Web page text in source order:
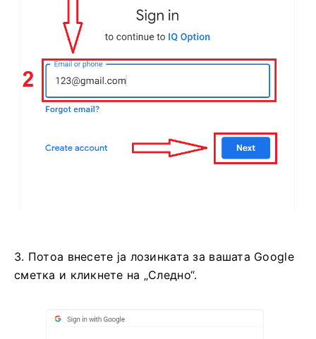
3. Потоа внесете ја лозинката за вашата Google
сметка и кликнете на „Следно“.